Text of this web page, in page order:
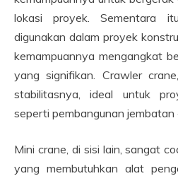
lokasi proyek. Sementara
digunakan dalam proyek
kemampuannya mengangkat
yang signifikan. Crawler
stabilitasnya, ideal untuk
seperti pembangunan jembatan
Mini crane, di sisi lain, sangat
yang membutuhkan alat